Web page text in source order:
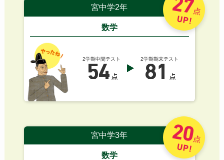
宮中学2年
数学
2学期中間テスト
54 点
2学期期末テスト
81 点
27点
UP!
宮中学3年
数学
20点
UP!